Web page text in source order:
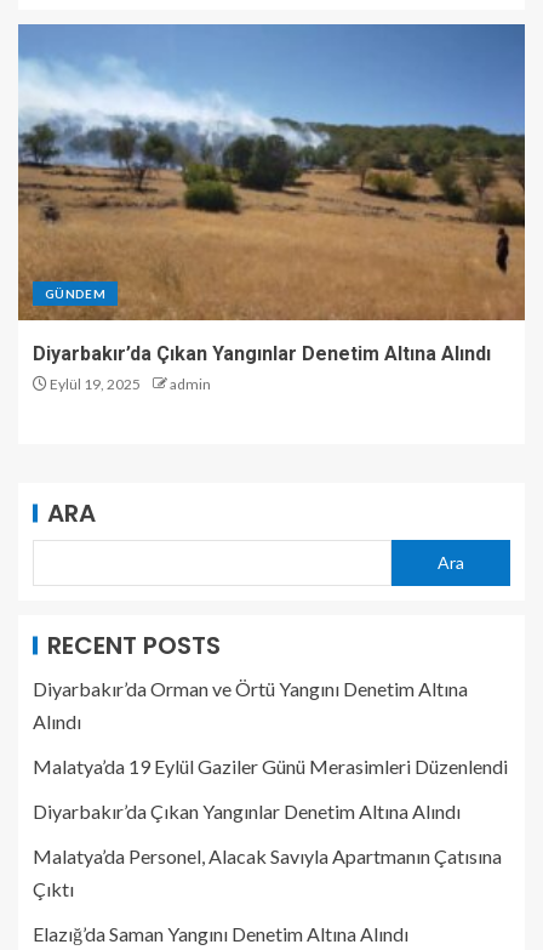
GÜNDEM
Diyarbakır’da Çıkan Yangınlar Denetim Altına Alındı
Eylül 19, 2025 admin
ARA
Ara
RECENT POSTS
Diyarbakır’da Orman ve Örtü Yangını Denetim Altına
Alındı
Malatya’da 19 Eylül Gaziler Günü Merasimleri Düzenlendi
Diyarbakır’da Çıkan Yangınlar Denetim Altına Alındı
Malatya’da Personel, Alacak Savıyla Apartmanın Çatısına
Çıktı
Elazığ’da Saman Yangını Denetim Altına Alındı